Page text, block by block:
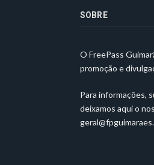
SOBRE
O FreePass
promoção e
Para informações,
deixamos aqui o